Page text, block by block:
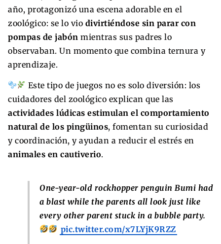
año, protagonizó una escena adorable en el
zoológico: se lo vio divirtiéndose sin parar con
pompas de jabón mientras sus padres lo
observaban. Un momento que combina ternura y
aprendizaje.
Este tipo de juegos no es solo diversión: los
cuidadores del zoológico explican que las
actividades lúdicas estimulan el comportamiento
natural de los pingüinos, fomentan su curiosidad
y coordinación, y ayudan a reducir el estrés en
animales en cautiverio.
One-year-old rockhopper penguin Bumi had
a blast while the parents all look just like
every other parent stuck in a bubble party.
pic.twitter.com/x7LYjK9RZZ